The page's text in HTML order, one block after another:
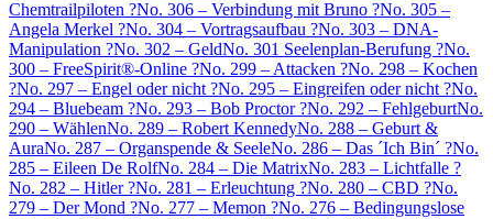
Chemtrailpiloten ?No. 306 – Verbindung mit Bruno ?No. 305 –
Angela Merkel ?No. 304 – Vortragsaufbau ?No. 303 – DNA-
Manipulation ?No. 302 – GeldNo. 301 Seelenplan-Berufung ?No.
300 – FreeSpirit®-Online ?No. 299 – Attacken ?No. 298 – Kochen
?No. 297 – Engel oder nicht ?No. 295 – Eingreifen oder nicht ?No.
294 – Bluebeam ?No. 293 – Bob Proctor ?No. 292 – FehlgeburtNo.
290 – WählenNo. 289 – Robert KennedyNo. 288 – Geburt &
AuraNo. 287 – Organspende & SeeleNo. 286 – Das ´Ich Bin´ ?No.
285 – Eileen De RolfNo. 284 – Die MatrixNo. 283 – Lichtfalle ?
No. 282 – Hitler ?No. 281 – Erleuchtung ?No. 280 – CBD ?No.
279 – Der Mond ?No. 277 – Memon ?No. 276 – Bedingungslose